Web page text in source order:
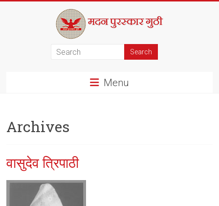
Menu
Archives
वासुदेव त्रिपाठी